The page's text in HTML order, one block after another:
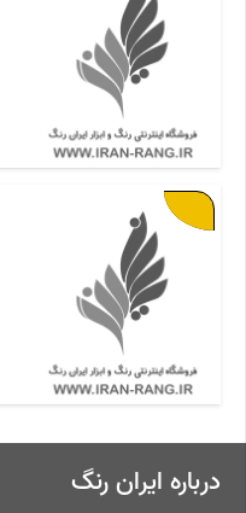
درباره ایران رنگ